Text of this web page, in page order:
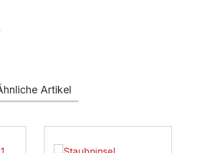
Artikel